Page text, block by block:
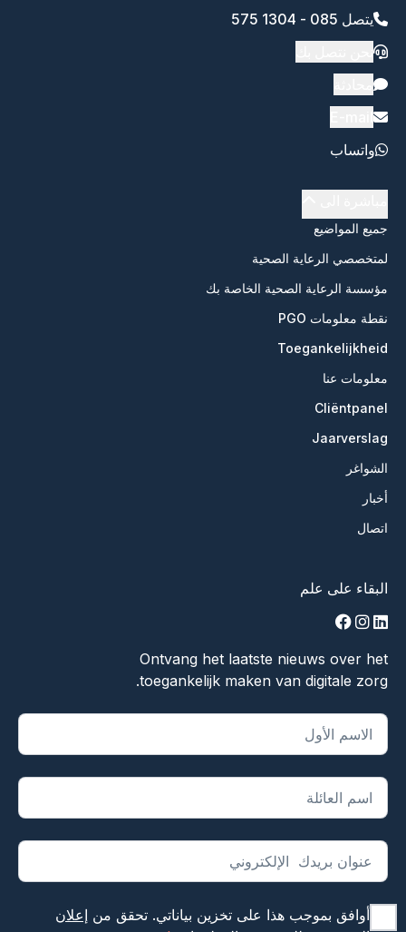
يتصل 085 - 1304 575
واتساب
جميع المواضيع
لمتخصصي الرعاية الصحية
مؤسسة الرعاية الصحية الخاصة بك
نقطة معلومات PGO
Toegankelijkheid
معلومات عنا
Cliëntpanel
Jaarverslag
الشواغر
أخبار
اتصال
البقاء على علم
linkedin
instagram
facebook
Ontvang het laatste nieuws over het
toegankelijk maken van digitale zorg.
يشير "*" إلى الحقول المطلوبة
أوافق بموجب هذا على تخزين بياناتي. تحقق من إعلان